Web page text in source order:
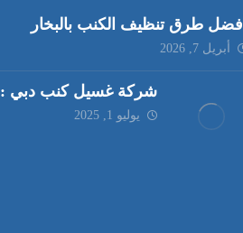
أفضل طرق تنظيف الكنب بالبخار
أبريل 7, 2026
شركة غسيل كنب دبي : 0551030483
يوليو 1, 2025